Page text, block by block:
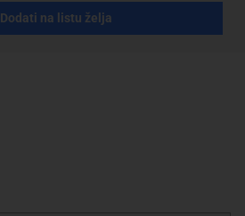
Dodati na listu želja